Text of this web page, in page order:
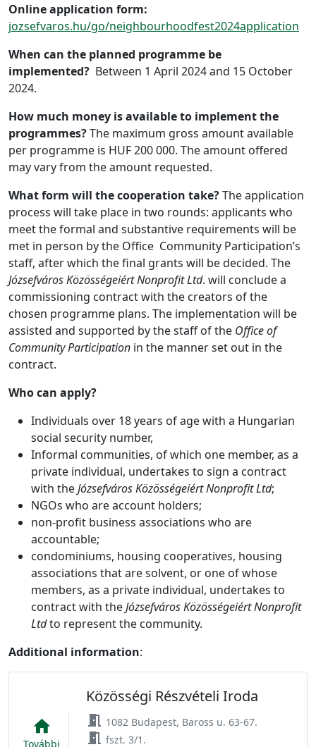
Online application form:
jozsefvaros.hu/go/neighbourhoodfest2024application
When can the planned programme be
implemented? Between 1 April 2024 and 15 October
2024.
How much money is available to implement the
programmes?The maximum gross amount available
per programme is HUF 200 000. The amount offered
may vary from the amount requested.
What form will the cooperation take?The application
process will take place in two rounds: applicants who
meet the formal and substantive requirements will be
met in person by the Office Community Participation’s
staff, after which the final grants will be decided. The
Józsefváros Közösségeiért Nonprofit Ltd. will conclude a
commissioning contract with the creators of the
chosen programme plans. The implementation will be
assisted and supported by the staff of the Office of
Community Participation in the manner set out in the
contract.
Who can apply?
Individuals over 18 years of age with a Hungarian
social security number,
Informal communities, of which one member, as a
private individual, undertakes to sign a contract
with theJózsefváros Közösségeiért Nonprofit Ltd;
NGOs who are account holders;
non-profit business associations who are
accountable;
condominiums, housing cooperatives, housing
associations that are solvent, or one of whose
members, as a private individual, undertakes to
contract with theJózsefváros Közösségeiért Nonprofit
Ltdto represent the community.
Additional information:
home
További
Közösségi Részvételi Iroda
meeting_room 1082 Budapest, Baross u. 63-67.
meeting_room fszt. 3/1.